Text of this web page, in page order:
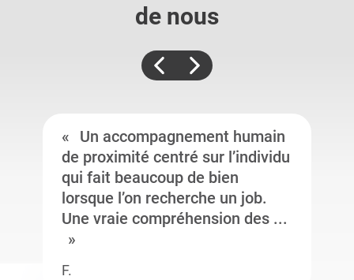
de nous
Un accompagnement humain
de proximité centré sur l’individu
qui fait beaucoup de bien
lorsque l’on recherche un job.
Une vraie compréhension des ...
F.